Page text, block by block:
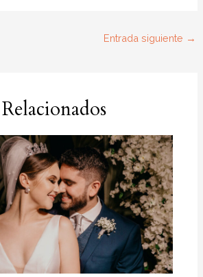
Entrada siguiente →